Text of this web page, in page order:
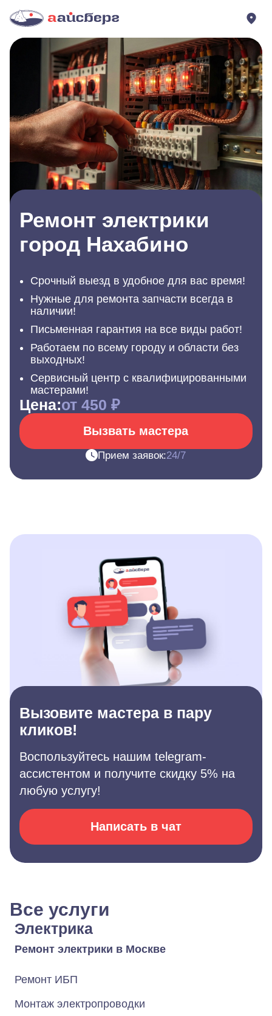
Ремонт электрики
город Нахабино
Срочный выезд в удобное для вас время!
Нужные для ремонта запчасти всегда в
наличии!
Письменная гарантия на все виды работ!
Работаем по всему городу и области без
выходных!
Сервисный центр с квалифицированными
мастерами!
Цена:от 450 ₽
Вызвать мастера
Прием заявок:24/7
Вызовите мастера в пару
кликов!
Воспользуйтесь нашим telegram-
ассистентом и получите скидку 5% на
любую услугу!
Написать в чат
Все услуги
Электрика
Ремонт электрики в Москве
Ремонт ИБП
Монтаж электропроводки